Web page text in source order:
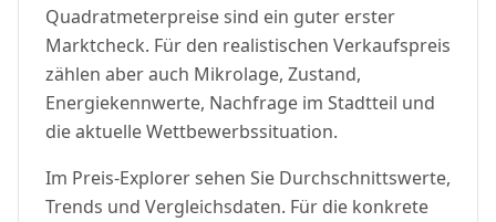
Quadratmeterpreise sind ein guter erster
Marktcheck. Für den realistischen Verkaufspreis
zählen aber auch Mikrolage, Zustand,
Energiekennwerte, Nachfrage im Stadtteil und
die aktuelle Wettbewerbssituation.
Im Preis-Explorer sehen Sie Durchschnittswerte,
Trends und Vergleichsdaten. Für die konkrete